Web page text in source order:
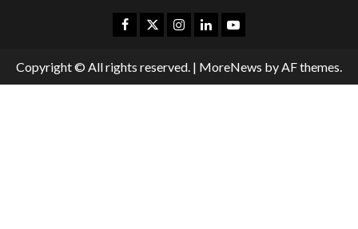
Copyright © All rights reserved. | MoreNews by AF themes.